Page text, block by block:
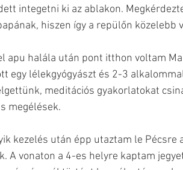
integetni ki az ablakon.
hiszen így a repülőn közelebb
apu halála után pont itthon voltam
egy lélekgyógyászt és 2-3
meditációs gyakorlatokat
megélések.
kezelés után épp utaztam le
A vonaton a 4-es helyre kaptam